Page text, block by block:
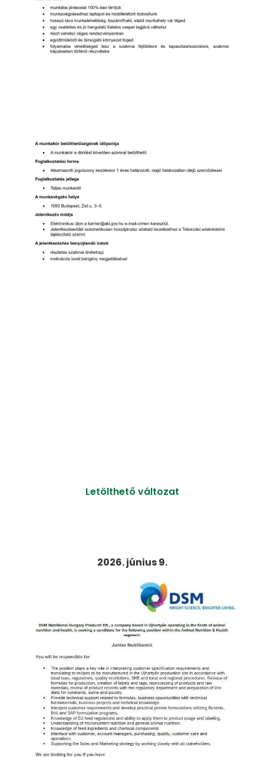
Letölthető változat
2026. június 9.